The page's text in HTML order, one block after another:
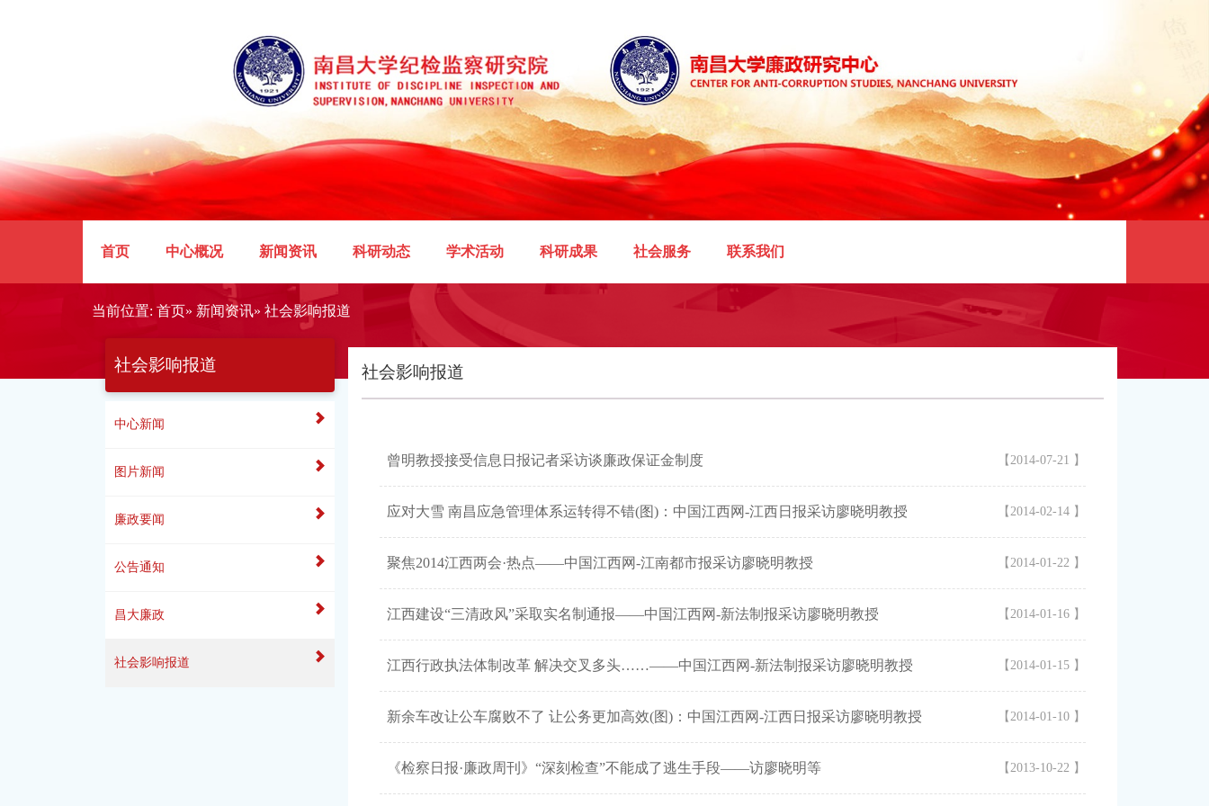
首页(current)中心概况 新闻资讯 科研动态 学术活动 科研成果 社会服务 联系我们
当前位置: 首页» 新闻资讯» 社会影响报道
社会影响报道
中心新闻
图片新闻
廉政要闻
公告通知
昌大廉政
社会影响报道
社会影响报道
【2014-07-21 】
曾明教授接受信息日报记者采访谈廉政保证金制度
【2014-02-14 】
应对大雪 南昌应急管理体系运转得不错(图)：中国江西网-江西日报采访廖晓明教授
【2014-01-22 】
聚焦2014江西两会·热点——中国江西网-江南都市报采访廖晓明教授
【2014-01-16 】
江西建设“三清政风”采取实名制通报——中国江西网-新法制报采访廖晓明教授
【2014-01-15 】
江西行政执法体制改革 解决交叉多头……——中国江西网-新法制报采访廖晓明教授
【2014-01-10 】
新余车改让公车腐败不了 让公务更加高效(图)：中国江西网-江西日报采访廖晓明教授
【2013-10-22 】
《检察日报·廉政周刊》“深刻检查”不能成了逃生手段——访廖晓明等